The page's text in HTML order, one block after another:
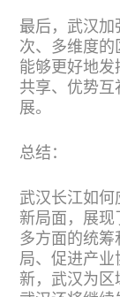
最后，武汉加
次、多维度的
能够更好地发
共享、优势互
展。
总结：
武汉长江如何
新局面，展
多方面的统筹
局、促进产业
新，武汉为区